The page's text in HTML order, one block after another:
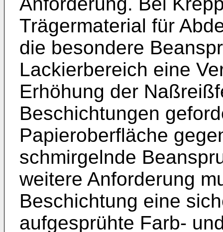
Trägermaterial für
die besondere
Lackierbereich eine
Erhöhung der
Beschichtungen
Papieroberfläche
schmirgelnde
weitere Anforderung
Beschichtung eine
aufgesprühte Farb-